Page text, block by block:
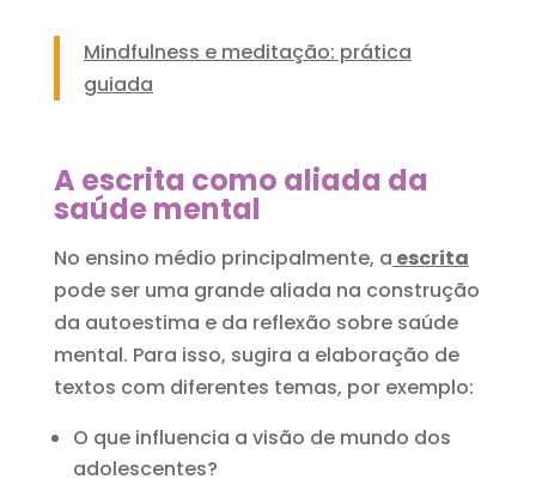
Mindfulness e meditação: prática
guiada
A escrita como aliada da
saúde mental
No ensino médio principalmente, a escrita
pode ser uma grande aliada na construção
da autoestima e da reflexão sobre saúde
mental. Para isso, sugira a elaboração de
textos com diferentes temas, por exemplo:
O que influencia a visão de mundo dos
adolescentes?